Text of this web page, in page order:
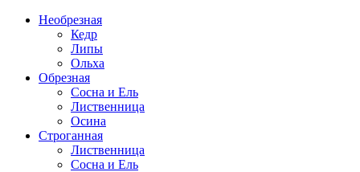
Необрезная
Кедр
Липы
Ольха
Обрезная
Cосна и Ель
Лиственница
Осина
Строганная
Лиственница
Сосна и Ель